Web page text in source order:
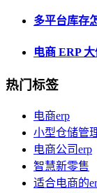
多平台库存
电商 ERP
热门标签
电商erp
小型仓储管
电商公司erp
智慧新零售
适合电商的